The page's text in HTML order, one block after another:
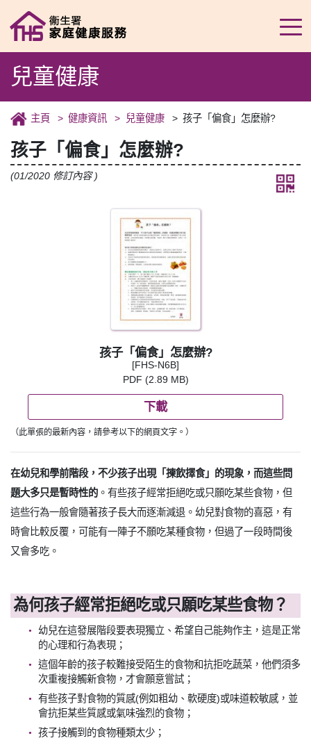
兒童健康
主頁 健康資訊 兒童健康 孩子「偏食」怎麼辦?
孩子「偏食」怎麼辦?
(01/2020 修訂內容 )
孩子「偏食」怎麼辦?
[FHS-N6B]
PDF (2.89 MB)
下載
（此單張的最新內容，請參考以下的網頁文字。）
在幼兒和學前階段，不少孩子出現「揀飲擇食」的現象，而這些問
題大多只是暫時性的 。有些孩子經常拒絕吃或只願吃某些食物，但
這些行為一般會隨著孩子長大而逐漸減退。幼兒對食物的喜惡，有
時會比較反覆，可能有一陣子不願吃某種食物，但過了一段時間後
又會多吃。
為何孩子經常拒絕吃或只願吃某些食物？
幼兒在這發展階段要表現獨立、希望自己能夠作主，這是正常
的心理和行為表現；
這個年齡的孩子較難接受陌生的食物和抗拒吃蔬菜，他們須多
次重複接觸新食物，才會願意嘗試；
有些孩子對食物的質感(例如粗幼、軟硬度)或味道較敏感，並
會抗拒某些質感或氣味強烈的食物；
孩子接觸到的食物種類太少；